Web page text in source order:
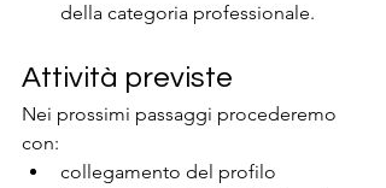
della categoria professionale.
Attività previste
Nei prossimi passaggi procederemo
con:
collegamento del profilo